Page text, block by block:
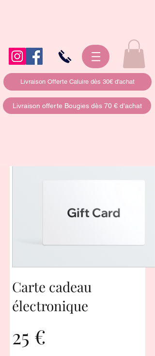
Livraison Offerte Caluire dès 30€ d'achat
Livraison offerte Bougies dès 70 € d'achat
Carte cadeau
électronique
25 €